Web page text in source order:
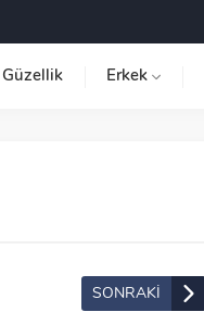
Güzellik Erkek
SONRAKİ